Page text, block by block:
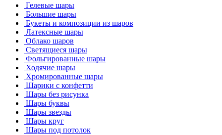
Гелевые шары
Большие шары
Букеты и композиции из шаров
Латексные шары
Облако шаров
Светящиеся шары
Фольгированные шары
Ходячие шары
Хромированные шары
Шарики с конфетти
Шары без рисунка
Шары буквы
Шары звезды
Шары круг
Шары под потолок